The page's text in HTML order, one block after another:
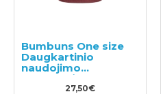
Bumbuns One size
Daugkartinio
naudojimo
sauskelnės
27,50€